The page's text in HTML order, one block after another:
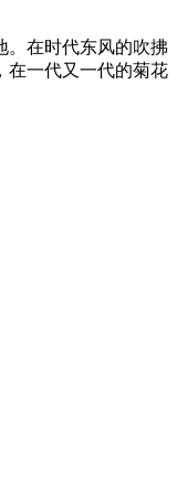
。在时代东风的吹拂
在一代又一代的菊花